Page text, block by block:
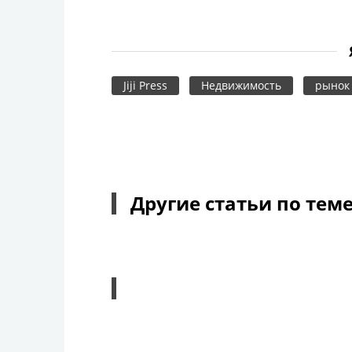
Jiji Press Недвижимость
Другие статьи по